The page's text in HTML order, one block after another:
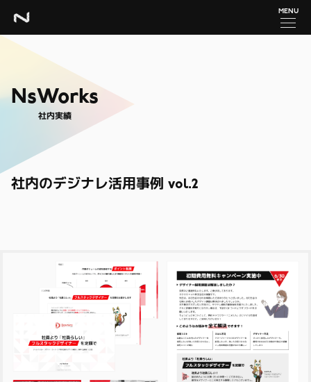
MENU
NsWorks
社内実績
社内のデジナレ活用事例 vol.2